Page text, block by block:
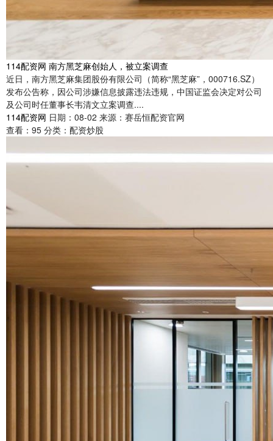
114配资网 南方黑芝麻创始人，被立案调查
近日，南方黑芝麻集团股份有限公司（简称“黑芝麻”，000716.SZ）
发布公告称，因公司涉嫌信息披露违法违规，中国证监会决定对公司
及公司时任董事长韦清文立案调查....
114配资网 日期：08-02 来源：赛岳恒配资官网
查看： 95 分类： 配资炒股